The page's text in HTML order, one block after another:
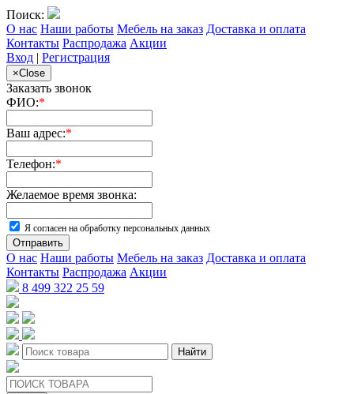
Поиск:
О нас Наши работы Мебель на заказ Доставка и оплата
Контакты Распродажа Акции
Вход | Регистрация
×Close
Заказать звонок
ФИО:*
Ваш адрес:*
Телефон:*
Желаемое время звонка:
Я согласен на обработку персональных данных
Отправить
О нас Наши работы Мебель на заказ Доставка и оплата
Контакты Распродажа Акции
8 499 322 25 59
Найти